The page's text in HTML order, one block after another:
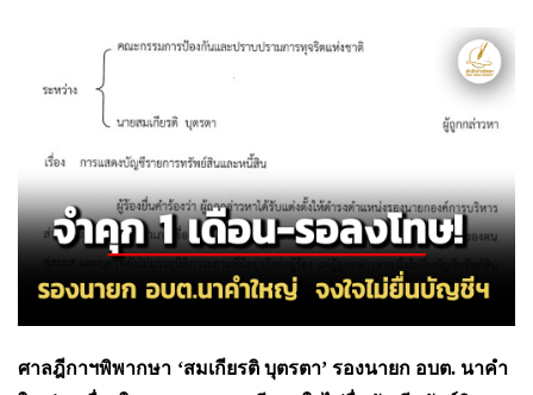
ศาลฎีกาฯพิพากษา ‘สมเกียรติ บุตรตา’ รองนายก อบต. นาคำ